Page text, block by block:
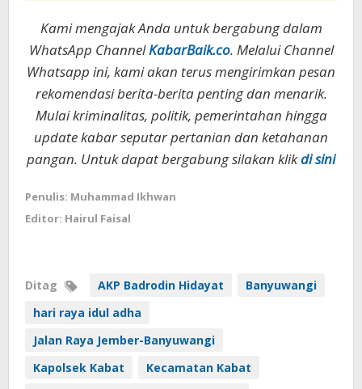
Kami mengajak Anda untuk bergabung dalam
WhatsApp ChannelKabarBaik.co. Melalui Channel
Whatsapp ini, kami akan terus mengirimkan pesan
rekomendasi berita-berita penting dan menarik.
Mulai kriminalitas, politik, pemerintahan hingga
update kabar seputar pertanian dan ketahanan
pangan. Untuk dapat bergabung silakan klikdi sini
Penulis: Muhammad Ikhwan
Editor: Hairul Faisal
Ditag AKP Badrodin Hidayat
Banyuwangi
hari raya idul adha
Jalan Raya Jember-Banyuwangi
Kapolsek Kabat
Kecamatan Kabat